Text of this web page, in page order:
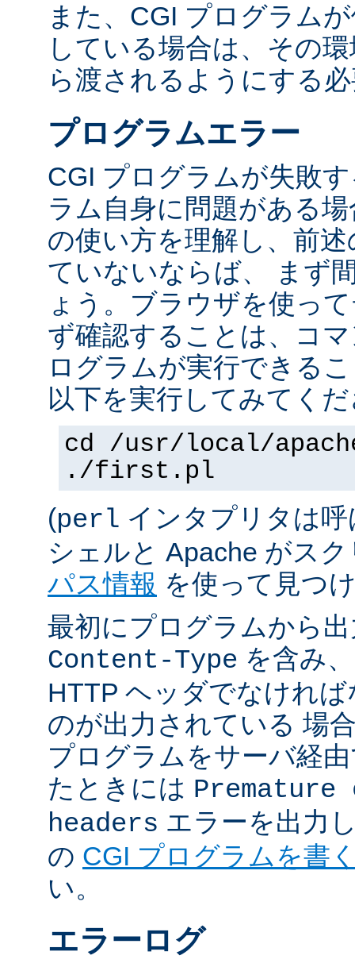
また、CGI プログラム
している場合は、その
ら渡されるようにする
プログラムエラー
CGI プログラムが失敗
ラム自身に問題がある
の使い方を理解し、前
ていないならば、 まず
ょう。ブラウザを使っ
ず確認することは、コ
ログラムが実行できる
以下を実行してみてく
cd /usr/local/
./first.pl
(perl インタプリタは
シェルと Apache がス
パス情報 を使って見つ
最初にプログラムから
Content-Type を含み
HTTP ヘッダでなけれ
のが出力されている 場
プログラムをサーバ経
たときには
headers エラーを出力
の CGI プログラムを書
い。
エラーログ